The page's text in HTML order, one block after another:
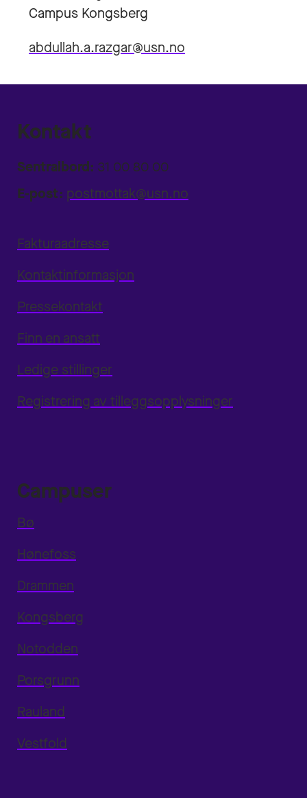
Campus Kongsberg
abdullah.a.razgar@usn.no
Kontakt
Sentralbord: 31 00 80 00
E-post: postmottak@usn.no
Fakturaadresse
Kontaktinformasjon
Pressekontakt
Finn en ansatt
Ledige stillinger
Registrering av tilleggsopplysninger
Campuser
Bø
Hønefoss
Drammen
Kongsberg
Notodden
Porsgrunn
Rauland
Vestfold